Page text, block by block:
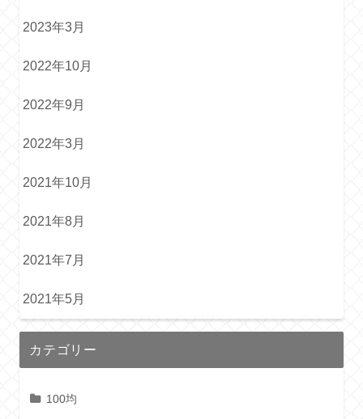
2023年3月
2022年10月
2022年9月
2022年3月
2021年10月
2021年8月
2021年7月
2021年5月
カテゴリー
100均